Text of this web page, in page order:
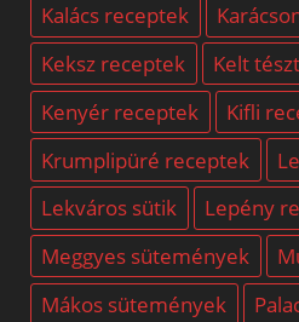
Kalács receptek
Keksz receptek
Kelt
Kenyér receptek
Kifli
Krumplipüré receptek
Lekváros sütik
Lepény
Meggyes sütemények
Mákos sütemények